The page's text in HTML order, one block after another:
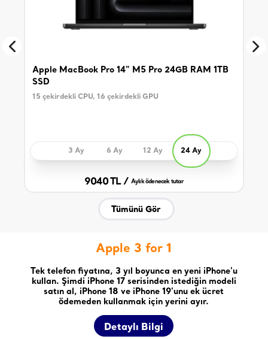
Apple MacBook Pro 14" M5 Pro 24GB RAM 1TB
SSD
15 çekirdekli CPU, 16 çekirdekli GPU
3 Ay 6 Ay 12 Ay 24 Ay
9040 TL / Aylık ödenecek tutar
Tümünü Gör
Apple 3 for 1
Tek telefon fiyatına, 3 yıl boyunca en yeni iPhone'u
kullan. Şimdi iPhone 17 serisinden istediğin modeli
satın al, iPhone 18 ve iPhone 19'unu ek ücret
ödemeden kullanmak için yerini ayır.
Detaylı Bilgi